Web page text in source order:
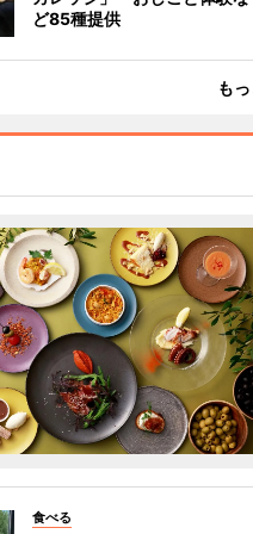
ど85種提供
も
食べる